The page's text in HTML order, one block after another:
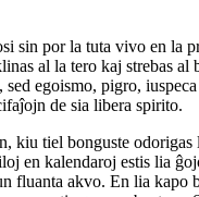
por la tuta vivo en la
al la tero kaj strebas
egoismo, pigro,
de sia libera spirito.
tiel bonguste
kalendaroj estis lia
fluanta akvo. En lia